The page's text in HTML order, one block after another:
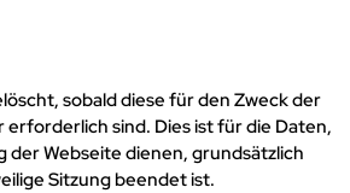
sobald diese für den Zweck der
sind. Dies ist für die Daten,
der Webseite dienen, grundsätzlich
Sitzung beendet ist.